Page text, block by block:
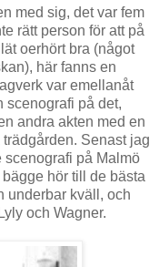
med sig, det var fem
rätt person för att på
oerhört bra (något
här fanns en
var emellanåt
scenografi på det,
andra akten med en
Senast jag
på Malmö
hör till de bästa
underbar kväll, och
och Wagner.